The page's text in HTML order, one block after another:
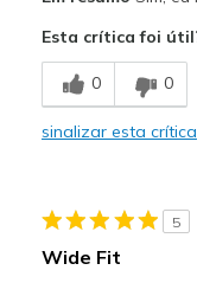
Breathe Well
Comfortable
Contras
Esta crítica foi
0 0
sinalizar esta crítica
5
Wide Fit